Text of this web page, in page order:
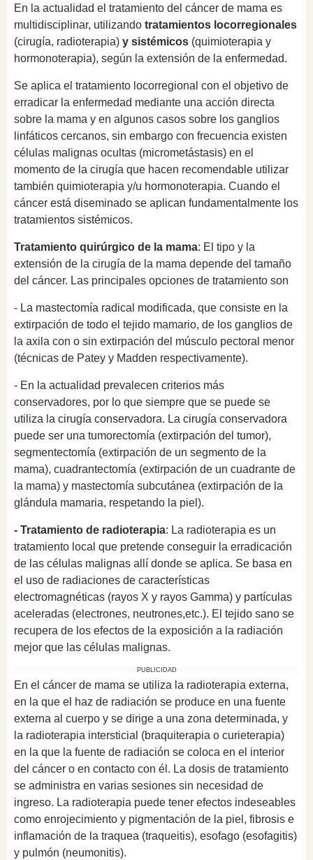
En la actualidad el tratamiento del cáncer de mama es
multidisciplinar, utilizando tratamientos locorregionales
(cirugía, radioterapia) y sistémicos (quimioterapia y
hormonoterapia), según la extensión de la enfermedad.
Se aplica el tratamiento locorregional con el objetivo de
erradicar la enfermedad mediante una acción directa
sobre la mama y en algunos casos sobre los ganglios
linfáticos cercanos, sin embargo con frecuencia existen
células malignas ocultas (micrometástasis) en el
momento de la cirugía que hacen recomendable utilizar
también quimioterapia y/u hormonoterapia. Cuando el
cáncer está diseminado se aplican fundamentalmente los
tratamientos sistémicos.
Tratamiento quirúrgico de la mama: El tipo y la
extensión de la cirugía de la mama depende del tamaño
del cáncer. Las principales opciones de tratamiento son
- La mastectomía radical modificada, que consiste en la
extirpación de todo el tejido mamario, de los ganglios de
la axila con o sin extirpación del músculo pectoral menor
(técnicas de Patey y Madden respectivamente).
- En la actualidad prevalecen criterios más
conservadores, por lo que siempre que se puede se
utiliza la cirugía conservadora. La cirugía conservadora
puede ser una tumorectomía (extirpación del tumor),
segmentectomía (extirpación de un segmento de la
mama), cuadrantectomía (extirpación de un cuadrante de
la mama) y mastectomía subcutánea (extirpación de la
glándula mamaria, respetando la piel).
- Tratamiento de radioterapia: La radioterapia es un
tratamiento local que pretende conseguir la erradicación
de las células malignas allí donde se aplica. Se basa en
el uso de radiaciones de características
electromagnéticas (rayos X y rayos Gamma) y partículas
aceleradas (electrones, neutrones,etc.). El tejido sano se
recupera de los efectos de la exposición a la radiación
mejor que las células malignas.
PUBLICIDAD
En el cáncer de mama se utiliza la radioterapia externa,
en la que el haz de radiación se produce en una fuente
externa al cuerpo y se dirige a una zona determinada, y
la radioterapia intersticial (braquiterapia o curieterapia)
en la que la fuente de radiación se coloca en el interior
del cáncer o en contacto con él. La dosis de tratamiento
se administra en varias sesiones sin necesidad de
ingreso. La radioterapia puede tener efectos indeseables
como enrojecimiento y pigmentación de la piel, fibrosis e
inflamación de la traquea (traqueitis), esofago (esofagitis)
y pulmón (neumonitis).